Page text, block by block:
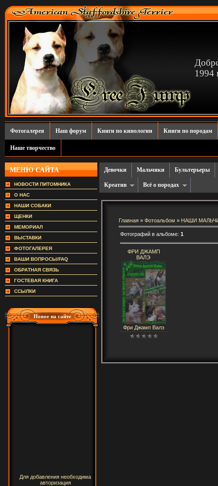
1994
Фотогалерея Наш форум Книги по кинологии Книги по породам
Наше творчество
МЕНЮ САЙТА
НОВОСТИ ПИТОМНИКА
О НАС
НАШИ СОБАКИ
ЩЕНКИ
МЕМОРИАЛ
ВЫСТАВКИ
ФОТОГАЛЕРЕЯ
ВАШИ ВОПРОСЫ/FAQ
ОБРАТНАЯ СВЯЗЬ
ГОСТЕВАЯ КНИГА
ССЫЛКИ
Новое на сайте
Для добавления необходима
авторизация
Девочки Мальчики Бультерьеры
Креатив Всё о породах
Главная » Фотоальбом » НАШИ
Фотографий в альбоме: 1
ФРИ ДЖАМП
ВАЛЭ
Фри Джамп Валэ